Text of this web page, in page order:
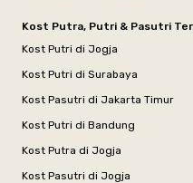
Kost Putra, Putri & Pasutri
Kost Putri di Jogja
Kost Putri di Surabaya
Kost Pasutri di Jakarta Timur
Kost Putri di Bandung
Kost Putra di Jogja
Kost Pasutri di Jogja